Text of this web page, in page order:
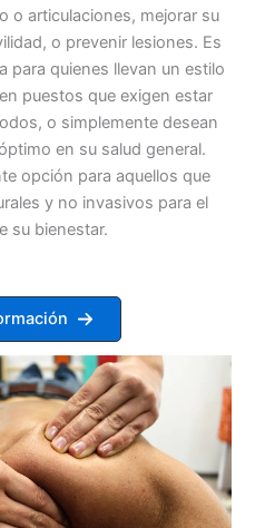
o articulaciones, mejorar su
o prevenir lesiones. Es
para quienes llevan un estilo
puestos que exigen estar
o simplemente desean
en su salud general.
opción para aquellos que
y no invasivos para el
su bienestar.